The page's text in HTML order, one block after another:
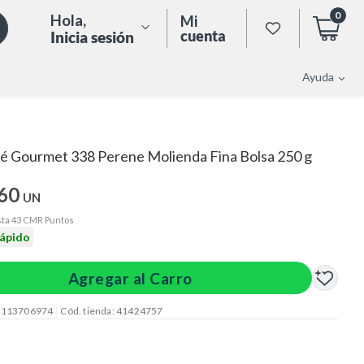
Hola,
Inicia sesión
Mi
cuenta
0
Ayuda
Gourmet 338 Perene Molienda Fina Bolsa 250 g
UN
43 CMR Puntos
Agregar al Carro
113706974 Cód. tienda: 41424757